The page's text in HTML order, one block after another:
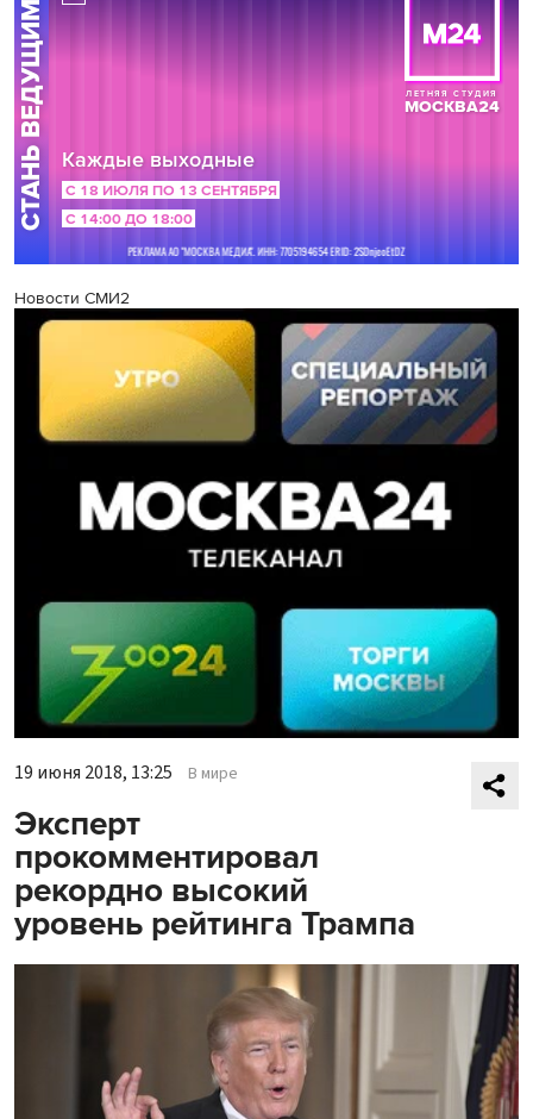
Новости СМИ2
19 июня 2018, 13:25 В мире
Эксперт
прокомментировал
рекордно высокий
уровень рейтинга Трампа